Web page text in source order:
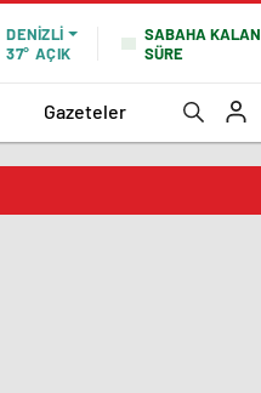
DENIZLI
37° AÇIK
SABAHA KALAN
SÜRE
Gazeteler